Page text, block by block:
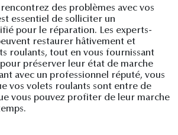
rencontrez des problèmes avec vos
essentiel de solliciter un
pour le réparation. Les experts-
restaurer hâtivement et
roulants, tout en vous fournissant
préserver leur état de marche
avec un professionnel réputé, vous
vos volets roulants sont entre de
vous pouvez profiter de leur marche